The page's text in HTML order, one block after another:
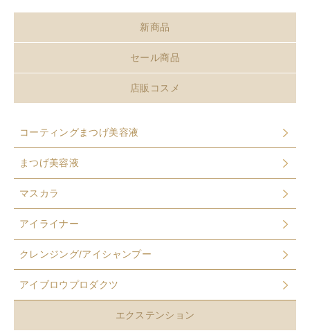
新商品
セール商品
店販コスメ
コーティングまつげ美容液
まつげ美容液
マスカラ
アイライナー
クレンジング/アイシャンプー
アイブロウプロダクツ
エクステンション